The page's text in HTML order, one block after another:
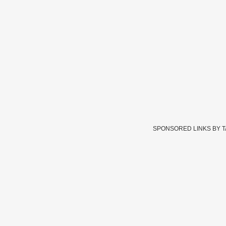
SPONSORED LINKS BY